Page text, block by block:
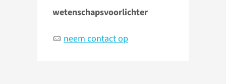
wetenschapsvoorlichter
neem contact op